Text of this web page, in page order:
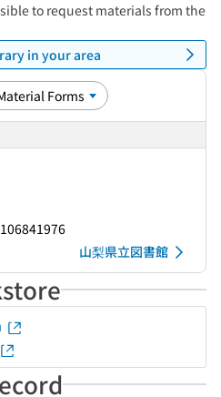
to request materials from the
in your area
山梨県立図書館